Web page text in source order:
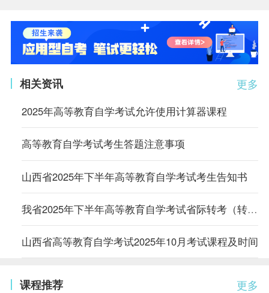
更多
相关资讯
2025年高等教育自学考试允许使用计算器课程
高等教育自学考试考生答题注意事项
山西省2025年下半年高等教育自学考试考生告知书
​我省2025年下半年高等教育自学考试省际转考（转入）考生信息确认的通知
山西省高等教育自学考试2025年10月考试课程及时间
更多
课程推荐